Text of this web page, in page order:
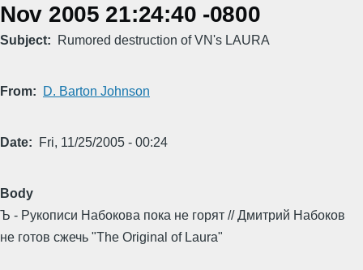
Nov 2005 21:24:40 -0800
Subject Rumored destruction of VN's LAURA
From D. Barton Johnson
Date Fri, 11/25/2005 - 00:24
Body
Ъ - Рукописи Набокова пока не горят // Дмитрий Набоков
не готов сжечь "The Original of Laura"